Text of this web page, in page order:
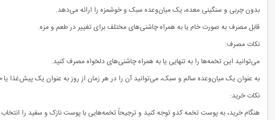
بدون چربی و سنگینی معده، یک میان‌وعده سبک و خوشمزه را ارائه می‌دهد.
قابل مصرف به صورت خام یا به همراه چاشنی‌های مختلف برای تغییر در طعم و مزه.
نکات مصرف:
می‌توانید این تخمه‌ها را به تنهایی یا به همراه چاشنی‌های دلخواه مصرف کنید.
به عنوان یک میان‌وعده سالم و سبک، می‌توانید آن را در هر زمان از روز به عنوان یک پیش‌غذا
نکات خرید:
هنگام خرید، به پوست تخمه کدو توجه کنید و ترجیحاً تخمه‌هایی با پوست نازک و سفید را انتخاب